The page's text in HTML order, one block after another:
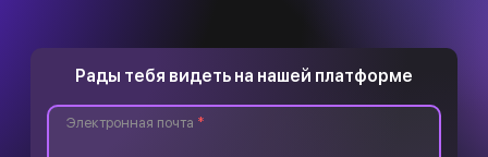
Рады тебя видеть на нашей платформе
Электронная почта *